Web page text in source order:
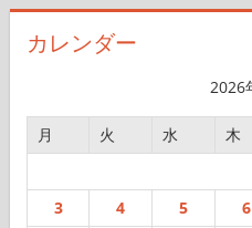
イ
カレンダー
2026
月 火 水 木
3
4 5 6